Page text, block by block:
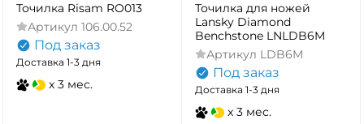
Точилка Risam RO013
Артикул 106.00.52
Под заказ
Доставка 1-3 дня
x 3 мес.
Точилка для ножей
Lansky Diamond
Benchstone LNLDB6M
Артикул LDB6M
Под заказ
Доставка 1-3 дня
x 3 мес.